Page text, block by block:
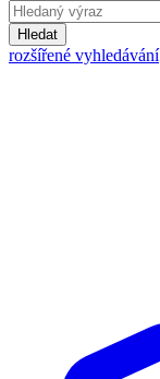
Hledat
rozšířené vyhledávání